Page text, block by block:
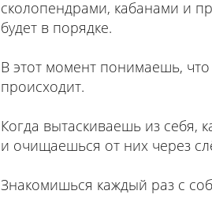
сколопендрами, кабанами и
будет в порядке.
В этот момент понимаешь, что
происходит.
Когда вытаскиваешь из себя,
и очищаешься от них через
Знакомишься каждый раз с